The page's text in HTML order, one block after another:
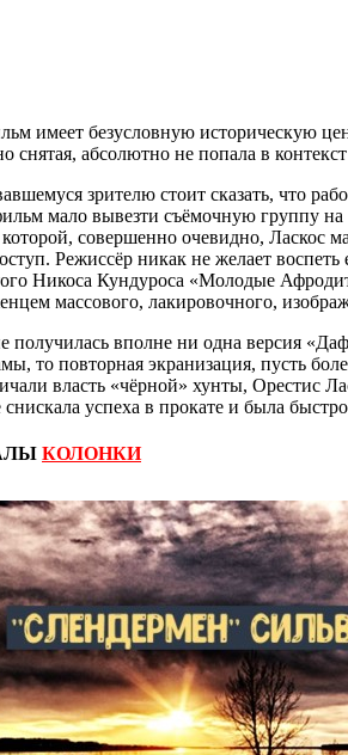
имеет безусловную историческую
снятая, абсолютно не попала в
зрителю стоит сказать, что
мало вывезти съёмочную группу
совершенно очевидно, Ласкос
Режиссёр никак не желает воспеть
Никоса Кундуроса «Молодые
массового, лакировочного,
получилась вполне ни одна версия
то повторная экранизация, пусть
власть «чёрной» хунты, Орестис
успеха в прокате и была
КОЛОНКИ